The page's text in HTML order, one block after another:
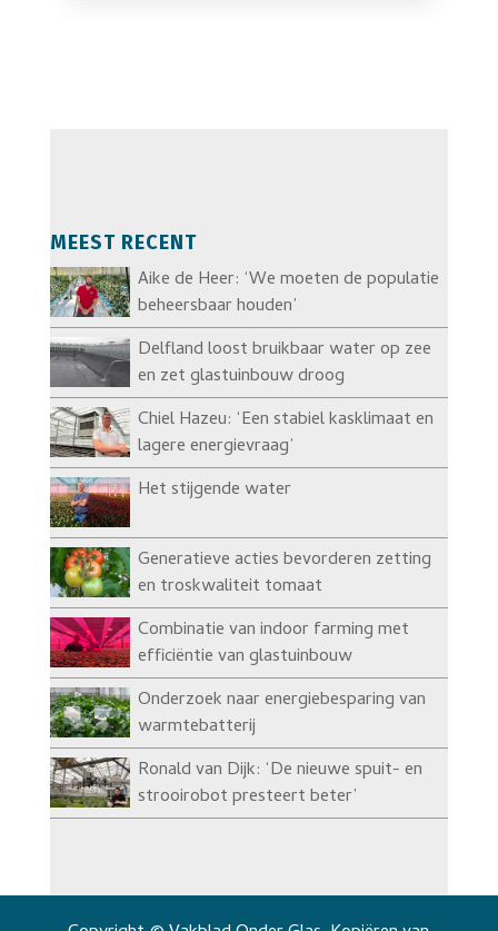
MEEST RECENT
Aike de Heer: ‘We moeten de populatie
beheersbaar houden’
Delfland loost bruikbaar water op zee
en zet glastuinbouw droog
Chiel Hazeu: ‘Een stabiel kasklimaat en
lagere energievraag’
Het stijgende water
Generatieve acties bevorderen zetting
en troskwaliteit tomaat
Combinatie van indoor farming met
efficiëntie van glastuinbouw
Onderzoek naar energiebesparing van
warmtebatterij
Ronald van Dijk: ‘De nieuwe spuit- en
strooirobot presteert beter’